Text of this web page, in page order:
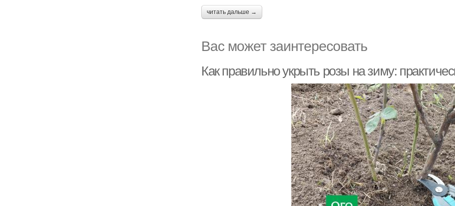
читать дальше →
Вас может заинтересовать
Как правильно укрыть розы на зиму: